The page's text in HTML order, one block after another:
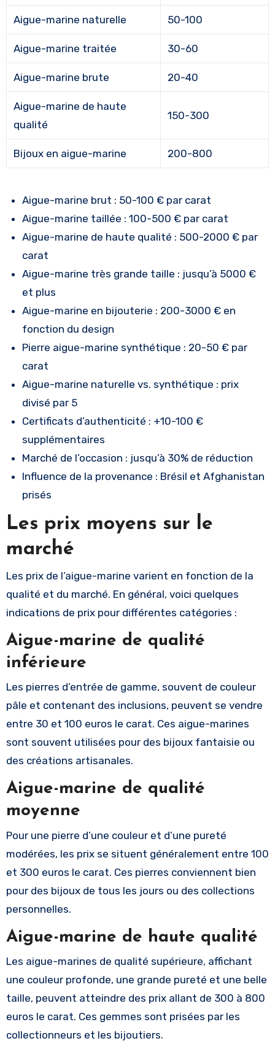
Aigue-marine naturelle 50-100
Aigue-marine traitée 30-60
Aigue-marine brute 20-40
Aigue-marine de haute
qualité
150-300
Bijoux en aigue-marine 200-800
Aigue-marine brut : 50-100 € par carat
Aigue-marine taillée : 100-500 € par carat
Aigue-marine de haute qualité : 500-2000 € par
carat
Aigue-marine très grande taille : jusqu’à 5000 €
et plus
Aigue-marine en bijouterie : 200-3000 € en
fonction du design
Pierre aigue-marine synthétique : 20-50 € par
carat
Aigue-marine naturelle vs. synthétique : prix
divisé par 5
Certificats d’authenticité : +10-100 €
supplémentaires
Marché de l’occasion : jusqu’à 30% de réduction
Influence de la provenance : Brésil et Afghanistan
prisés
Les prix moyens sur le
marché
Les prix de l’aigue-marine varient en fonction de la
qualité et du marché. En général, voici quelques
indications de prix pour différentes catégories :
Aigue-marine de qualité
inférieure
Les pierres d’entrée de gamme, souvent de couleur
pâle et contenant des inclusions, peuvent se vendre
entre 30 et 100 euros le carat. Ces aigue-marines
sont souvent utilisées pour des bijoux fantaisie ou
des créations artisanales.
Aigue-marine de qualité
moyenne
Pour une pierre d’une couleur et d’une pureté
modérées, les prix se situent généralement entre 100
et 300 euros le carat. Ces pierres conviennent bien
pour des bijoux de tous les jours ou des collections
personnelles.
Aigue-marine de haute qualité
Les aigue-marines de qualité supérieure, affichant
une couleur profonde, une grande pureté et une belle
taille, peuvent atteindre des prix allant de 300 à 800
euros le carat. Ces gemmes sont prisées par les
collectionneurs et les bijoutiers.